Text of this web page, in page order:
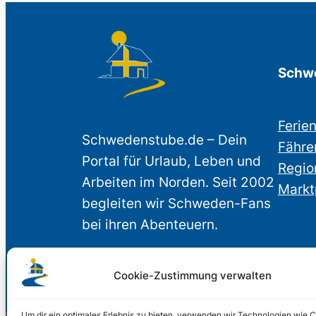
Cookie-Zustimmung verwalten
Schwedenstube.de – Dein
Portal für Urlaub, Leben und
Arbeiten im Norden. Seit 2002
begleiten wir Schweden-Fans
bei ihren Abenteuern.